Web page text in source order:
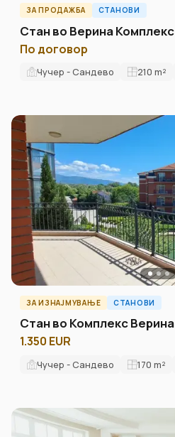
ЗА ПРОДАЖБА СТАНОВИ
Стан во Верина Комплекс
По договор
Чучер - Сандево 210 m²
ЗА ИЗНАЈМУВАЊЕ СТАНОВИ
Стан во Комплекс Верина
1.350 EUR
Чучер - Сандево 170 m²